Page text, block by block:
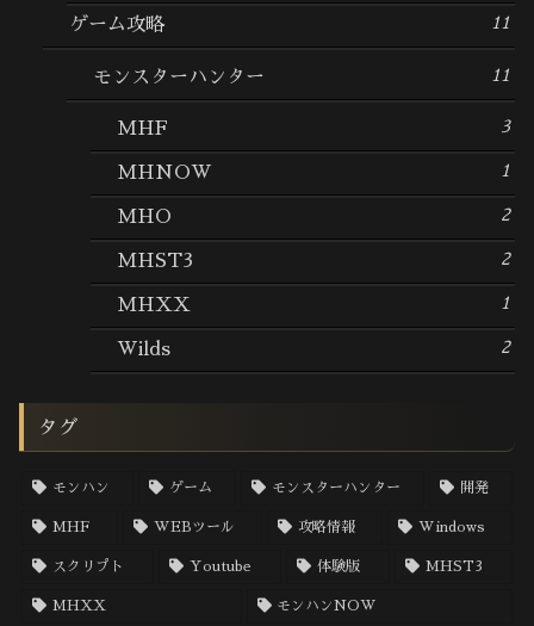
ゲーム攻略 11
モンスターハンター 11
MHF 3
MHNOW 1
MHO 2
MHST3 2
MHXX 1
Wilds 2
タグ
モンハン ゲーム モンスターハンター 開発
MHF WEBツール 攻略情報 Windows
スクリプト Youtube 体験版 MHST3
MHXX モンハンNOW